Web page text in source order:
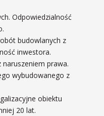
Odpowiedzialność
budowlanych z
inwestora.
prawa.
wybudowanego z
obiektu
20 lat.